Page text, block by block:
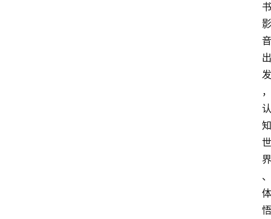
书
影
音
出
发
，
认
知
世
界
、
体
悟